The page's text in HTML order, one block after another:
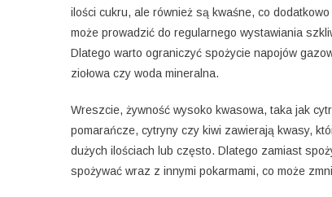
ilości cukru, ale również są kwaśne, co
może prowadzić do regularnego wystawiania
Dlatego warto ograniczyć spożycie napojów
ziołowa czy woda mineralna.
Wreszcie, żywność wysoko kwasowa, taka jak
pomarańcze, cytryny czy kiwi zawierają kwasy,
dużych ilościach lub często. Dlatego zamiast
spożywać wraz z innymi pokarmami, co może